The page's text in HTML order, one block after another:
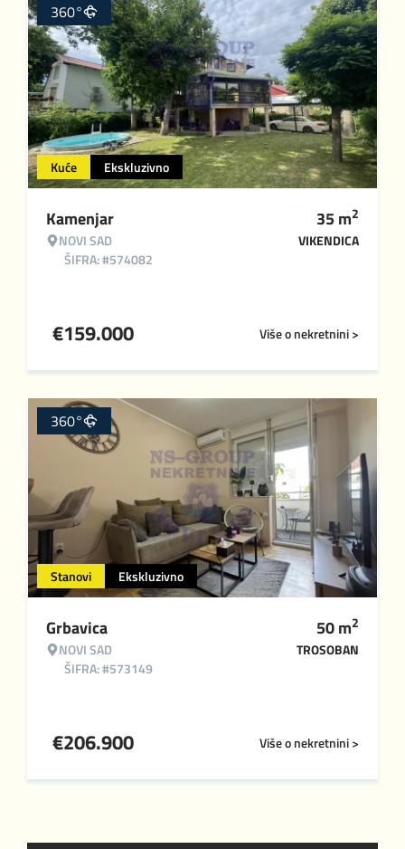
Kuće Ekskluzivno
360°
Kamenjar
NOVI SAD
ŠIFRA: #574082
35m2
VIKENDICA
Više o nekretnini >
€159.000
Stanovi Ekskluzivno
360°
Grbavica
NOVI SAD
ŠIFRA: #573149
50m2
TROSOBAN
Više o nekretnini >
€206.900